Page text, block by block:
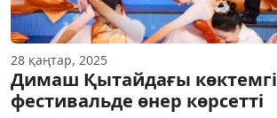
28 қаңтар, 2025
Димаш Қытайдағы көктемгі
фестивальде өнер көрсетті